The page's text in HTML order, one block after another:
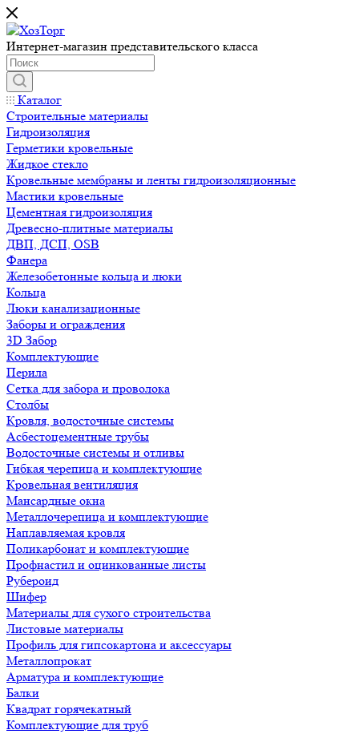
Интернет-магазин представительского класса
Каталог
Строительные материалы
Гидроизоляция
Герметики кровельные
Жидкое стекло
Кровельные мембраны и ленты гидроизоляционные
Мастики кровельные
Цементная гидроизоляция
Древесно-плитные материалы
ДВП, ДСП, OSB
Фанера
Железобетонные кольца и люки
Кольца
Люки канализационные
Заборы и ограждения
3D Забор
Комплектующие
Перила
Сетка для забора и проволока
Столбы
Кровля, водосточные системы
Асбестоцементные трубы
Водосточные системы и отливы
Гибкая черепица и комплектующие
Кровельная вентиляция
Мансардные окна
Металлочерепица и комплектующие
Наплавляемая кровля
Поликарбонат и комплектующие
Профнастил и оцинкованные листы
Рубероид
Шифер
Материалы для сухого строительства
Листовые материалы
Профиль для гипсокартона и аксессуары
Металлопрокат
Арматура и комплектующие
Балки
Квадрат горячекатный
Комплектующие для труб